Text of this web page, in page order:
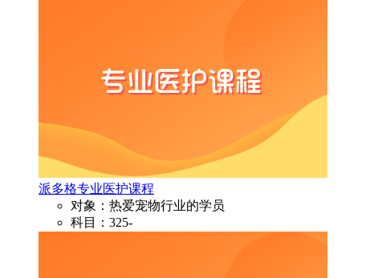
派多格专业医护课程
对象：热爱宠物行业的学员
科目：325-